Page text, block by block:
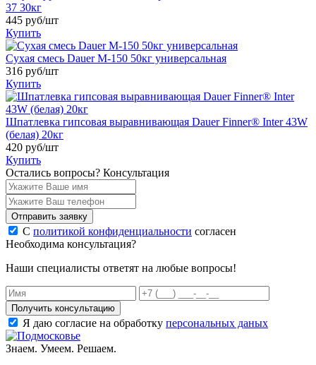
37 30кг
445 руб/шт
Купить
Сухая смесь Dauer М-150 50кг универсальная
316 руб/шт
Купить
Шпатлевка гипсовая выравнивающая Dauer Finner® Inter 43W
(белая) 20кг
420 руб/шт
Купить
Остались вопросы? Консультация
Отправить заявку
С политикой конфиденциальности согласен
Необходима консультация?
Наши специалисты ответят на любые вопросы!
Получить консультацию
Я даю согласие на обработку персональных даных
Знаем. Умеем. Решаем.